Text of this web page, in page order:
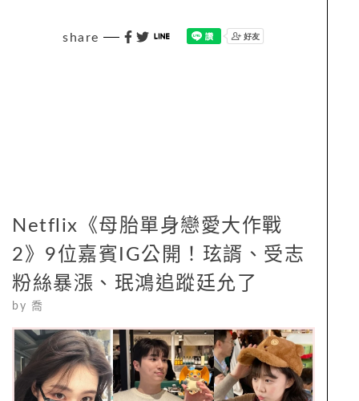
share
Netflix《母胎單身戀愛大作戰
2》9位嘉賓IG公開！玹諝、受志
粉絲暴漲、珉鴻追蹤廷允了
by 喬